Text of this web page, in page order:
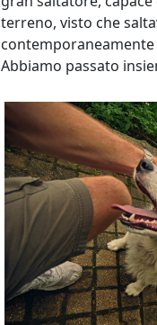
terreno, visto che
Abbiamo passato